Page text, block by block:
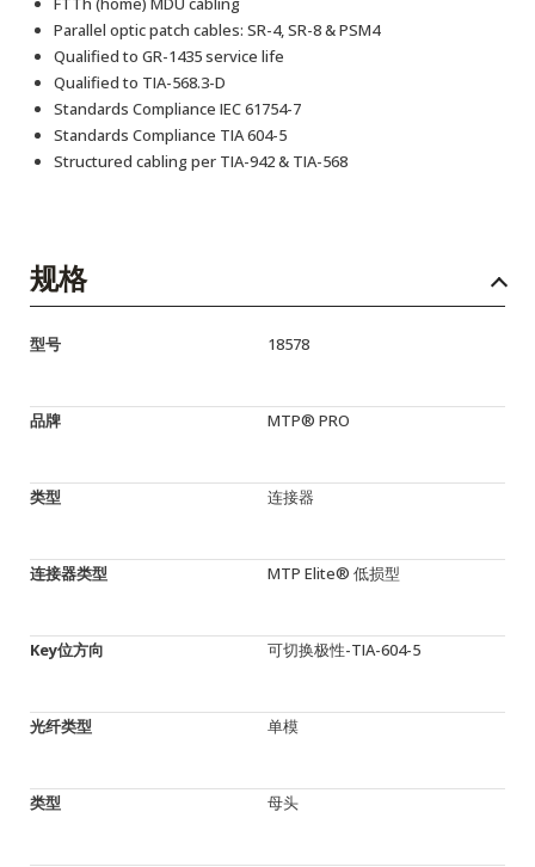
Parallel optic patch cables: SR-4, SR-8 & PSM4
Qualified to GR-1435 service life
Qualified to TIA-568.3-D
Standards Compliance IEC 61754-7
Standards Compliance TIA 604-5
Structured cabling per TIA-942 & TIA-568
规格
型号 18578
品牌 MTP® PRO
类型 连接器
连接器类型 MTP Elite® 低损型
Key位方向 可切换极性-TIA-604-5
光纤类型 单模
类型 母头